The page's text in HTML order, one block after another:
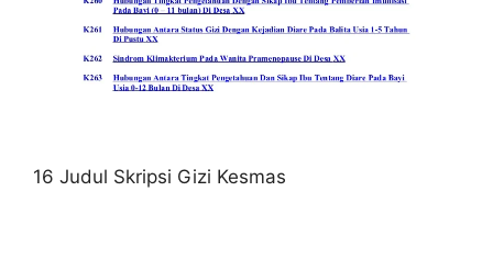
16 Judul Skripsi Gizi Kesmas